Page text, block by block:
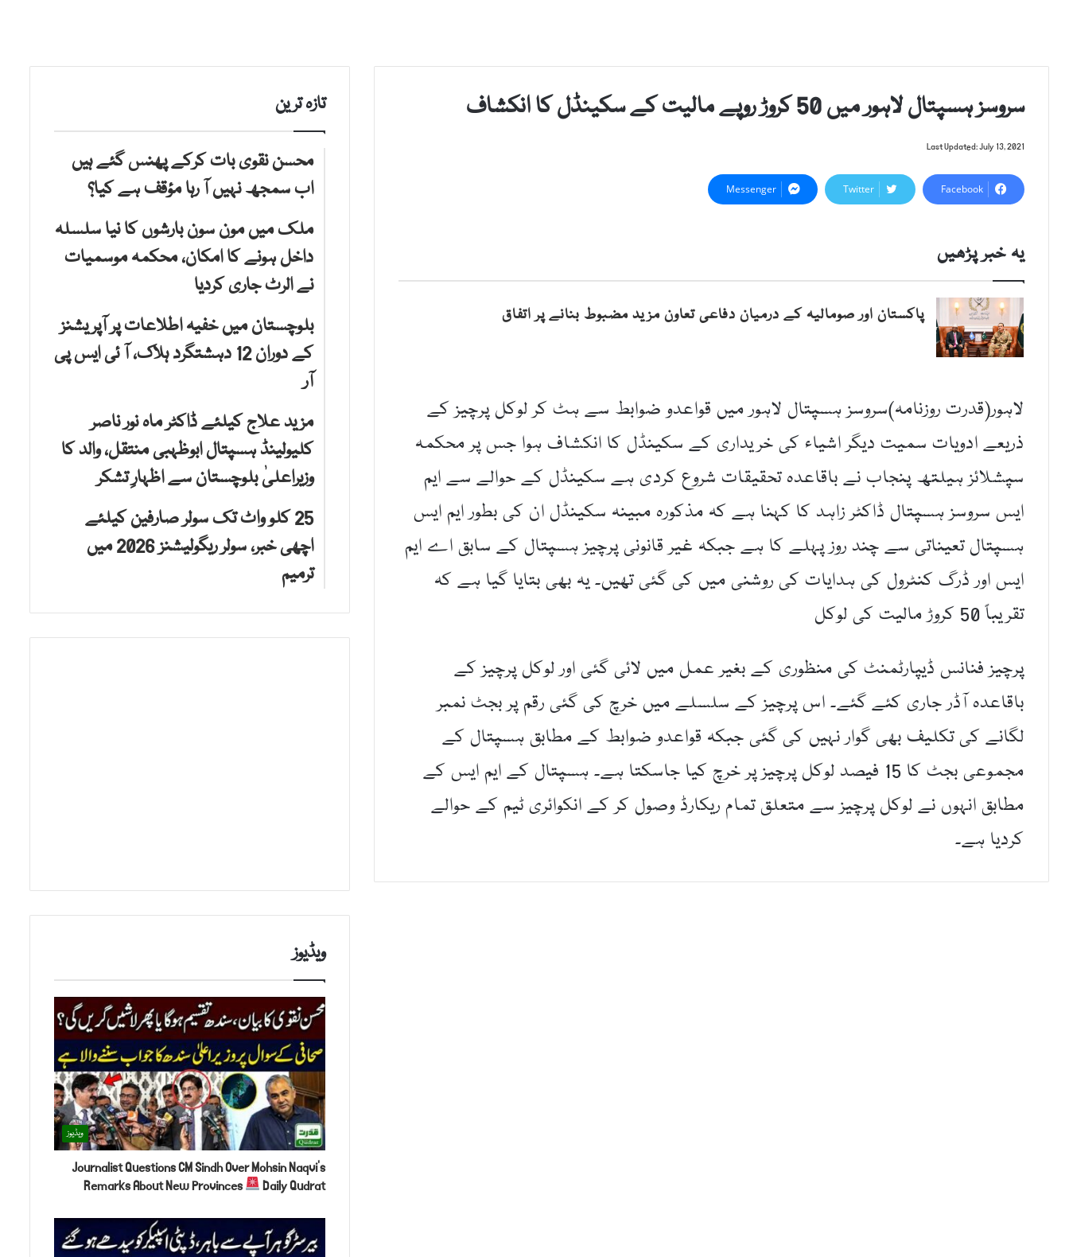
سروسز ہسپتال لاہور میں 50 کروڑ روپے مالیت کے سکینڈل کا انکشاف
Last Updated: July 13, 2021
Facebook
Twitter
Messenger
یہ خبر پڑھیں
پاکستان اور صومالیہ کے درمیان دفاعی تعاون مزید مضبوط بنانے پر اتفاق
لاہور(قدرت روزنامہ)سروسز ہسپتال لاہور میں قواعدو ضوابط سے ہٹ کر لوکل پرچیز کے
ذریعے ادویات سمیت دیگر اشیاء کی خریداری کے سکینڈل کا انکشاف ہوا جس پر محکمہ
سپشلائز ہیلتھ پنجاب نے باقاعدہ تحقیقات شروع کردی ہے سکینڈل کے حوالے سے ایم
ایس سروسز ہسپتال ڈاکٹر زاہد کا کہنا ہے کہ مذکورہ مبینہ سکینڈل ان کی بطور ایم ایس
ہسپتال تعیناتی سے چند روز پہلے کا ہے جبکہ غیر قانونی پرچیز ہسپتال کے سابق اے ایم
ایس اور ڈرگ کنٹرول کی ہدایات کی روشنی میں کی گئی تھیں۔ یہ بھی بتایا گیا ہے کہ
تقریباً 50 کروڑ مالیت کی لوکل
پرچیز فنانس ڈیپارٹمنٹ کی منظوری کے بغیر عمل میں لائی گئی اور لوکل پرچیز کے
باقاعدہ آڈر جاری کئے گئے۔ اس پرچیز کے سلسلے میں خرچ کی گئی رقم پر بجٹ نمبر
لگانے کی تکلیف بھی گوار نہیں کی گئی جبکہ قواعدو ضوابط کے مطابق ہسپتال کے
مجموعی بجٹ کا 15 فیصد لوکل پرچیز پر خرچ کیا جاسکتا ہے۔ ہسپتال کے ایم ایس کے
مطابق انہوں نے لوکل پرچیز سے متعلق تمام ریکارڈ وصول کر کے انکوائری ٹیم کے حوالے
کردیا ہے۔
تازہ ترین
محسن نقوی بات کرکے پھنس گئے ہیں
اب سمجھ نہیں آ رہا مؤقف ہے کیا؟
ملک میں مون سون بارشوں کا نیا سلسلہ
داخل ہونے کا امکان، محکمہ موسمیات
نے الرٹ جاری کردیا
بلوچستان میں خفیہ اطلاعات پر آپریشنز
کے دوران 12 دہشتگرد ہلاک، آ ئی ایس پی
آر
مزید علاج کیلئے ڈاکٹر ماہ نور ناصر
کلیولینڈ ہسپتال ابوظہبی منتقل، والد کا
وزیراعلیٰ بلوچستان سے اظہارِ تشکر
25 کلو واٹ تک سولر صارفین کیلئے
اچھی خبر، سولر ریگولیشنز 2026 میں
ترمیم
ویڈیوز
ویڈیوز
Journalist Questions CM Sindh Over Mohsin Naqvi's
Remarks About New Provinces
Daily Qudrat